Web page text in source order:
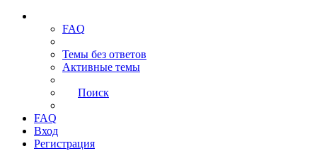
FAQ
Темы без ответов
Активные темы
Поиск
FAQ
Вход
Регистрация